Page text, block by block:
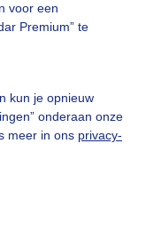
voor een
Premium” te
kun je opnieuw
onderaan onze
meer in ons privacy-